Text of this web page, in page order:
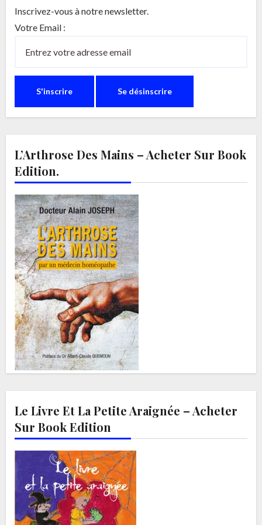
Inscrivez-vous à notre newsletter.
Votre Email :
L’Arthrose Des Mains – Acheter Sur Book
Edition.
Le Livre Et La Petite Araignée – Acheter
Sur Book Edition